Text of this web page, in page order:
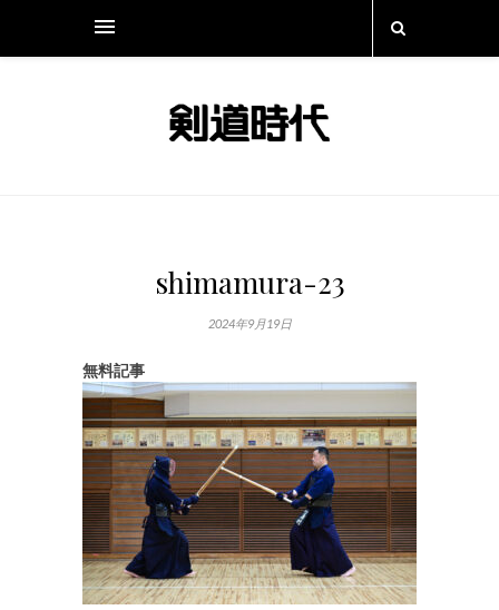
shimamura-23
2024年9月19日
無料記事